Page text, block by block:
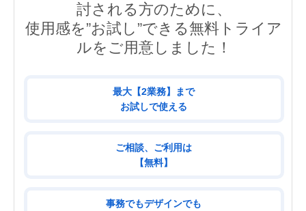
討される方のために、
使用感を”お試し”できる無料トライア
ルをご用意しました！
最大【2業務】まで
お試しで使える
ご相談、ご利用は
【無料】
事務でもデザインでも